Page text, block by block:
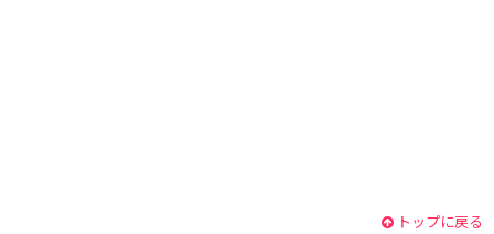
トップに戻る